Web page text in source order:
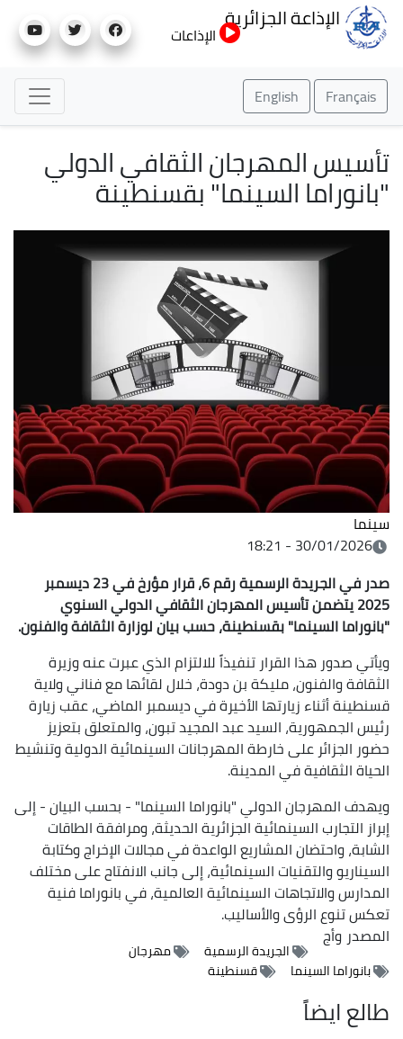
إلى
الإذاعة الجزائرية
الإذاعات
Français
English
تأسيس المهرجان الثقافي الدولي
"بانوراما السينما" بقسنطينة
سينما
30/01/2026 - 18:21
صدر في الجريدة الرسمية رقم 6، قرار مؤرخ في 23 ديسمبر
2025 يتضمن تأسيس المهرجان الثقافي الدولي السنوي
"بانوراما السينما" بقسنطينة، حسب بيان لوزارة الثقافة والفنون.
ويأتي صدور هذا القرار تنفيذاً للالتزام الذي عبرت عنه وزيرة
الثقافة والفنون، مليكة بن دودة، خلال لقائها مع فناني ولاية
قسنطينة أثناء زيارتها الأخيرة في ديسمبر الماضي، عقب زيارة
رئيس الجمهورية، السيد عبد المجيد تبون، والمتعلق بتعزيز
حضور الجزائر على خارطة المهرجانات السينمائية الدولية وتنشيط
الحياة الثقافية في المدينة.
ويهدف المهرجان الدولي "بانوراما السينما" - بحسب البيان - إلى
إبراز التجارب السينمائية الجزائرية الحديثة، ومرافقة الطاقات
الشابة، واحتضان المشاريع الواعدة في مجالات الإخراج وكتابة
السيناريو والتقنيات السينمائية، إلى جانب الانفتاح على مختلف
المدارس والاتجاهات السينمائية العالمية، في بانوراما فنية
تعكس تنوع الرؤى والأساليب.
المصدروأج
الجريدة الرسمية
مهرجان
بانوراما السينما
قسنطينة
طالع ايضاً